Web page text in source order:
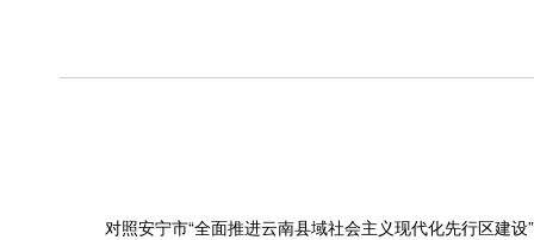
对照安宁市“全面推进云南县域社会主义现代化先行区建设